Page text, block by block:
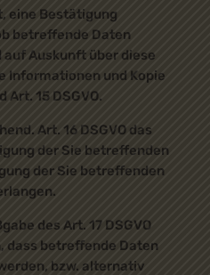
eine Bestätigung
betreffende Daten
Auskunft über diese
Informationen und Kopie
15 DSGVO.
Art. 16 DSGVO das
der Sie betreffenden
der Sie betreffenden
des Art. 17 DSGVO
dass betreffende Daten
bzw. alternativ